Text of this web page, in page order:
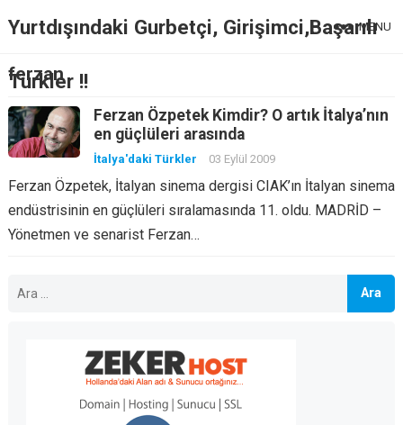
Yurtdışındaki Gurbetçi, Girişimci,Başarılı
Türkler !!
MENU
ferzan
Ferzan Özpetek Kimdir? O artık İtalya’nın
en güçlüleri arasında
İtalya'daki Türkler 03 Eylül 2009
Ferzan Özpetek, İtalyan sinema dergisi CIAK’ın İtalyan sinema
endüstrisinin en güçlüleri sıralamasında 11. oldu. MADRİD –
Yönetmen ve senarist Ferzan…